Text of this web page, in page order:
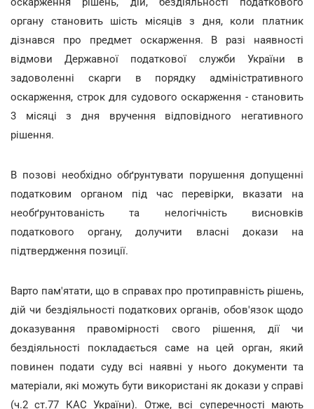
органу становить шість місяців з дня, коли платник
дізнався про предмет оскарження. В разі наявності
відмови Державної податкової служби України в
задоволенні скарги в порядку адміністративного
оскарження, строк для судового оскарження - становить
3 місяці з дня вручення відповідного негативного
рішення.
В позові необхідно обґрунтувати порушення допущенні
податковим органом під час перевірки, вказати на
необґрунтованість та нелогічність висновків
податкового органу, долучити власні докази на
підтвердження позиції.
Варто пам'ятати, що в справах про протиправність рішень,
дій чи бездіяльності податкових органів, обов'язок щодо
доказування правомірності свого рішення, дії чи
бездіяльності покладається саме на цей орган, який
повинен подати суду всі наявні у нього документи та
матеріали, які можуть бути використані як докази у справі
(ч.2 ст.77 КАС України). Отже, всі суперечності мають